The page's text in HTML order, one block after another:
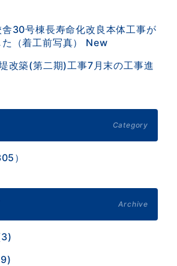
30号棟長寿命化改良本体工事が
（着工前写真） New
改築(第二期)工事7月末の工事進
Category
）
Archive